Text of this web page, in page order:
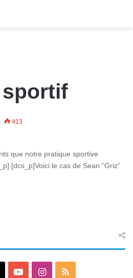
413
que notre pratique sportive
[dcs_p]Voici le cas de Sean “Griz”
I